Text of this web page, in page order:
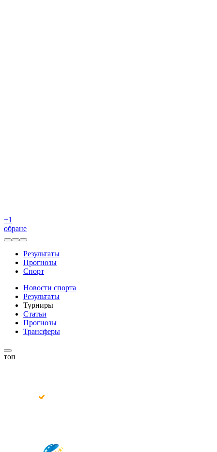
+1
обране
Результаты
Прогнозы
Спорт
Новости спорта
Результаты
Турниры
Статьи
Прогнозы
Трансферы
топ